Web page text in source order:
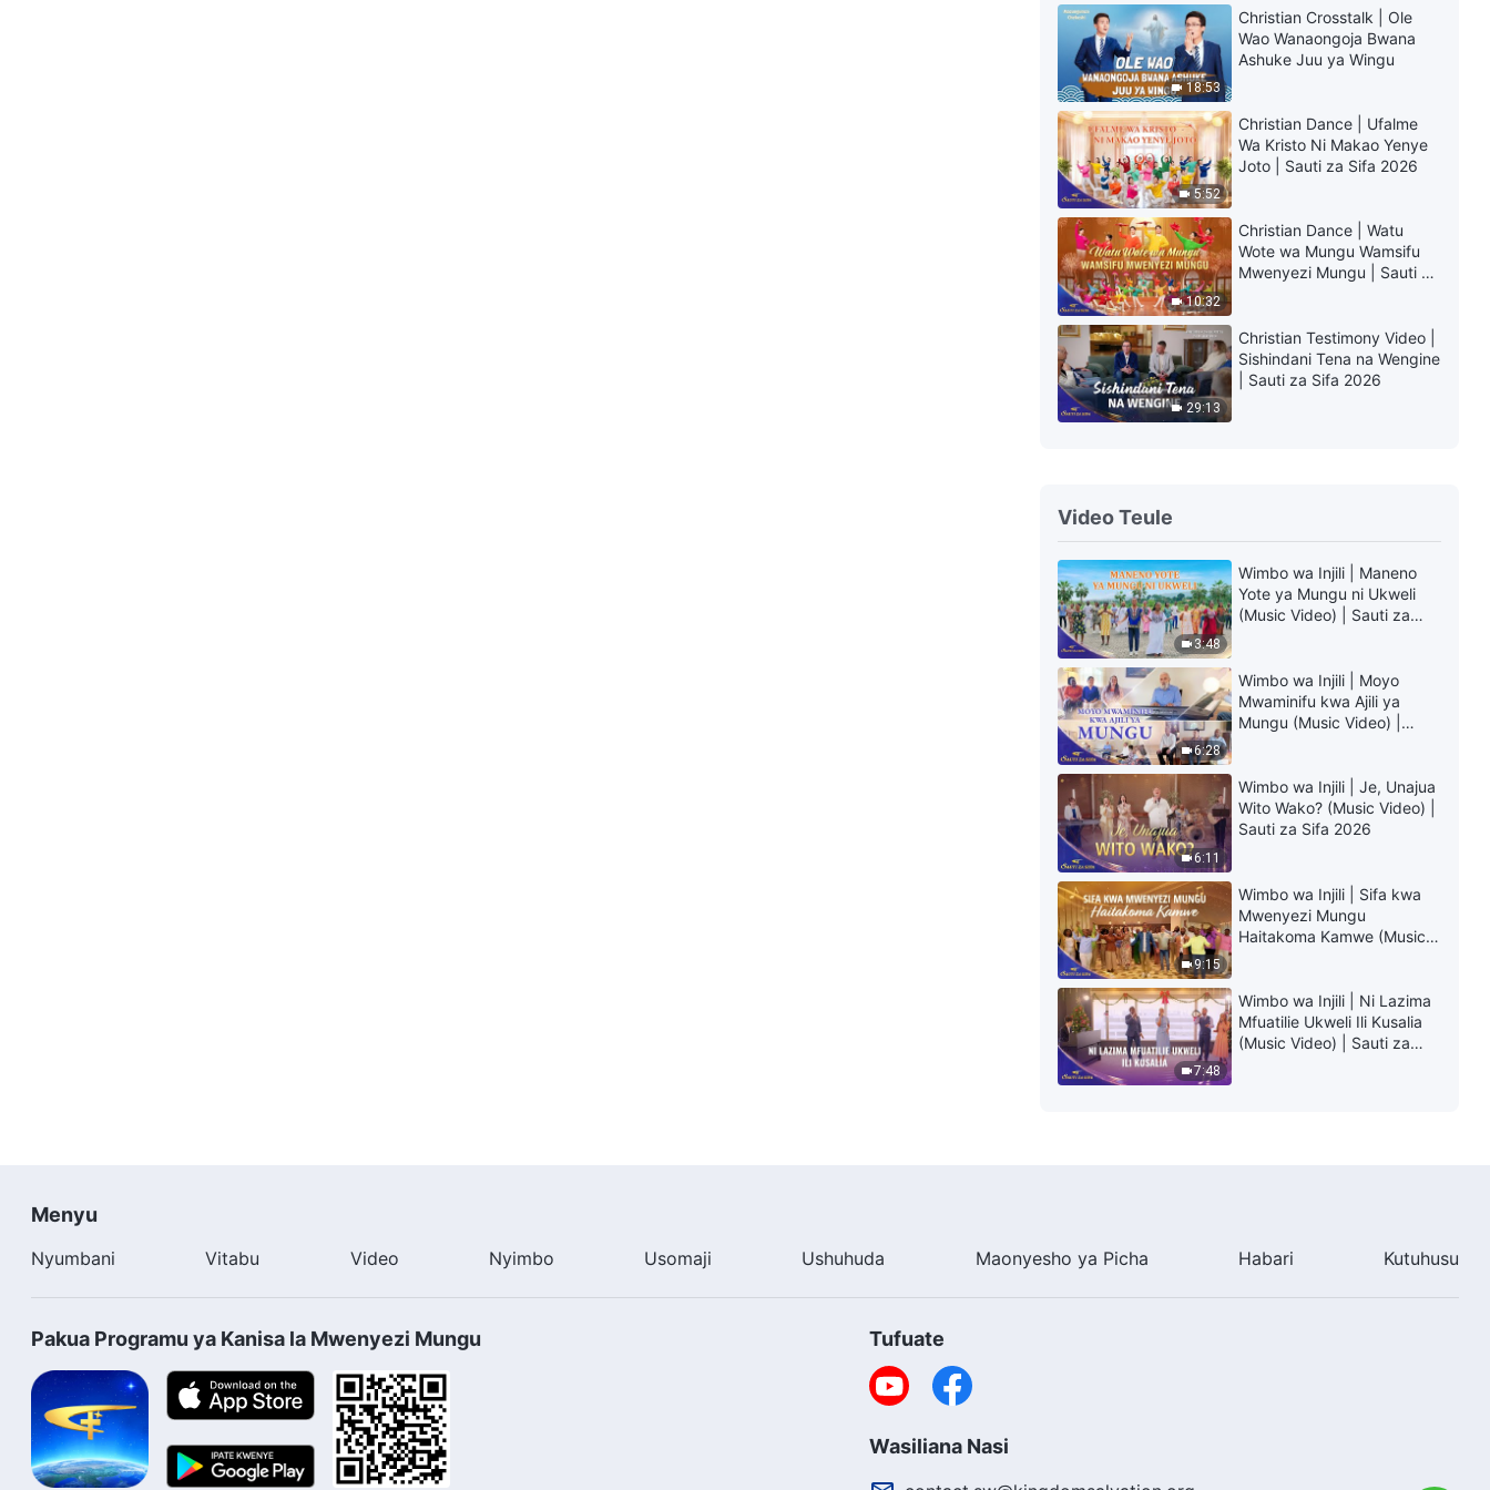
18:53
Christian Crosstalk | Ole
Wao Wanaongoja Bwana
Ashuke Juu ya Wingu
5:52
Christian Dance | Ufalme
Wa Kristo Ni Makao Yenye
Joto | Sauti za Sifa 2026
10:32
Christian Dance | Watu
Wote wa Mungu Wamsifu
Mwenyezi Mungu | Sauti za
29:13
Christian Testimony Video |
Sishindani Tena na Wengine
| Sauti za Sifa 2026
Video Teule
3:48
Wimbo wa Injili | Maneno
Yote ya Mungu ni Ukweli
(Music Video) | Sauti za
6:28
Wimbo wa Injili | Moyo
Mwaminifu kwa Ajili ya
Mungu (Music Video) |
6:11
Wimbo wa Injili | Je, Unajua
Wito Wako? (Music Video) |
Sauti za Sifa 2026
9:15
Wimbo wa Injili | Sifa kwa
Mwenyezi Mungu
Haitakoma Kamwe (Music
7:48
Wimbo wa Injili | Ni Lazima
Mfuatilie Ukweli Ili Kusalia
(Music Video) | Sauti za
Menyu
Nyumbani Vitabu Video Nyimbo Usomaji Ushuhuda Maonyesho ya Picha Habari Kutuhusu
Pakua Programu ya Kanisa la Mwenyezi Mungu Tufuate
Wasiliana Nasi